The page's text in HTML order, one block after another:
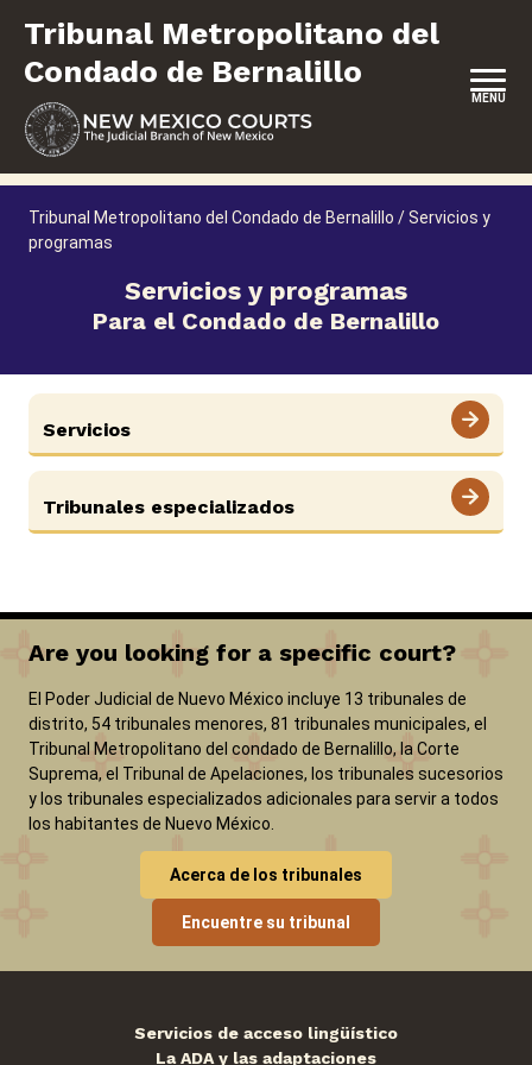
contenido
Tribunal Metropolitano del
Condado de Bernalillo
MENU
UBICACIÓN, HORARIOS DE ATENCIÓN Y CONTACTO
SOBRE ESTE TRIBUNAL
REPRESENTACIÓN PROPIA
FORMULARIOS Y EXPEDIENTES
Ofertas de trabajo en el Tribunal Metropolitano
Registros públicos
ADA y adaptaciones
View site in English
Tribunal Metropolitano del Condado de Bernalillo /Servicios y
programas
Servicios y programas
Para el Condado de Bernalillo
Servicios
Tribunales especializados
Are you looking for a specific court?
El Poder Judicial de Nuevo México incluye 13 tribunales de
distrito, 54 tribunales menores, 81 tribunales municipales, el
Tribunal Metropolitano del condado de Bernalillo, la Corte
Suprema, el Tribunal de Apelaciones, los tribunales sucesorios
y los tribunales especializados adicionales para servir a todos
los habitantes de Nuevo México.
Acerca de los tribunales
Encuentre su tribunal
Servicios de acceso lingüístico
La ADA y las adaptaciones